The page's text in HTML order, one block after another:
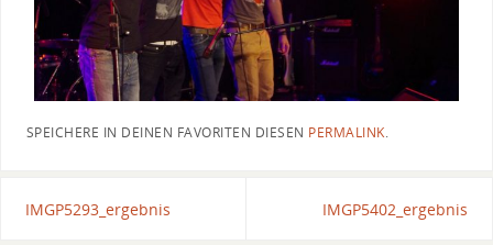
SPEICHERE IN DEINEN FAVORITEN DIESEN PERMALINK.
IMGP5293_ergebnis IMGP5402_ergebnis